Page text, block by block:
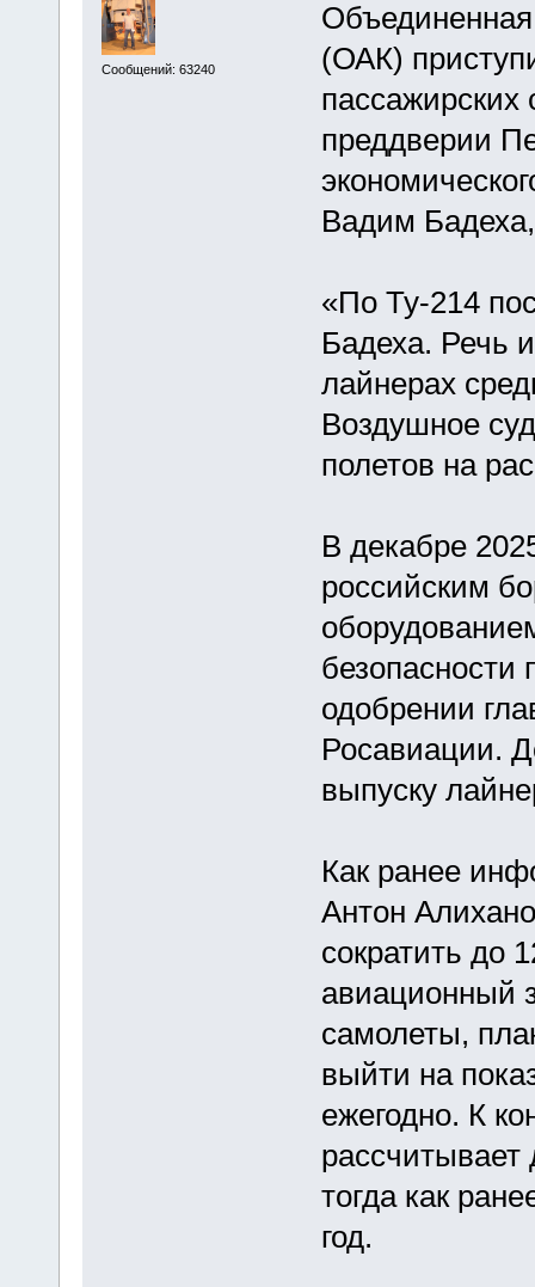
Сообщений: 63240
(ОАК)
преддверии
Вадим
«По Ту-214
Бадеха. Речь
лайнерах
Воздушное
полетов на
В декабре
российским
безопасности
одобрении
Росавиации.
выпуску
Как ранее
Антон
сократить до
авиационный
самолеты,
выйти на
ежегодно. К
рассчитывает
тогда как
год.